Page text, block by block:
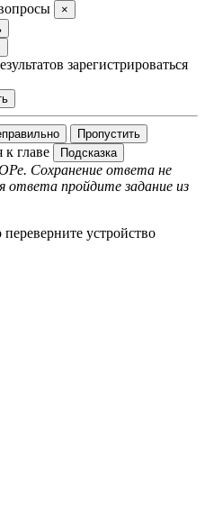
×
зарегистрироваться
Пропустить
к главе Подсказка
Сохранение ответа не
ответа пройдите задание из
устройство